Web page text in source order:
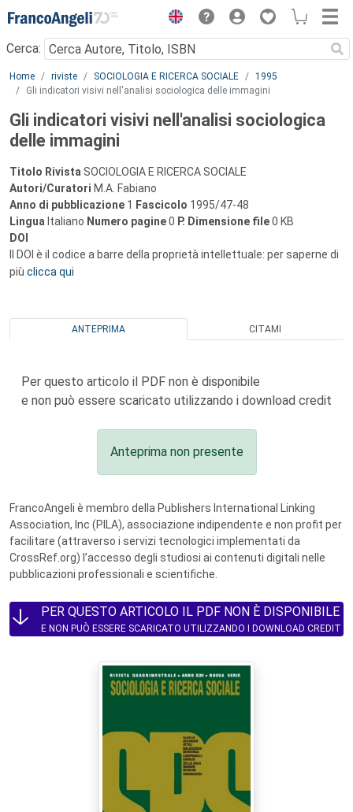
Menu
Cerca:
Main content
Home riviste SOCIOLOGIA E RICERCA SOCIALE
1995
Gli indicatori visivi nell'analisi sociologica delle immagini
Gli indicatori visivi nell'analisi sociologica
delle immagini
Titolo Rivista SOCIOLOGIA E RICERCA SOCIALE
Autori/Curatori M.A. Fabiano
Anno di pubblicazione 1 Fascicolo 1995/47-48
Lingua Italiano Numero pagine0 P. Dimensione file0 KB
DOI
Il DOI è il codice a barre della proprietà intellettuale: per saperne di
più clicca qui
ANTEPRIMA CITAMI
Per questo articolo il PDF non è disponibile
e non può essere scaricato utilizzando i download credit
Anteprima non presente
FrancoAngeli è membro della Publishers International Linking
Association, Inc (PILA), associazione indipendente e non profit per
facilitare (attraverso i servizi tecnologici implementati da
CrossRef.org) l’accesso degli studiosi ai contenuti digitali nelle
pubblicazioni professionali e scientifiche.
PER QUESTO ARTICOLO IL PDF NON È DISPONIBILE
E NON PUÒ ESSERE SCARICATO UTILIZZANDO I DOWNLOAD CREDIT